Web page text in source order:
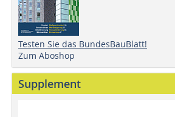
Testen Sie das BundesBauBlatt!
Zum Aboshop
Supplement